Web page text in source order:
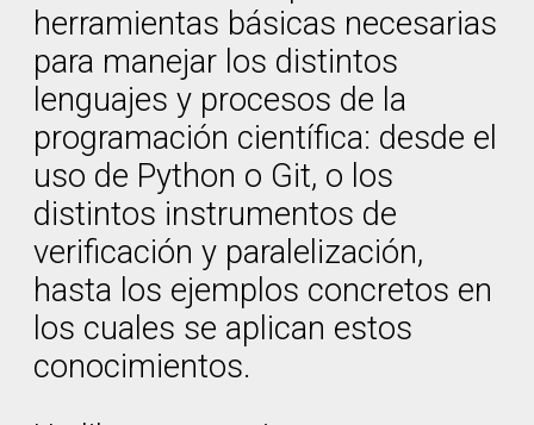
herramientas básicas necesarias
para manejar los distintos
lenguajes y procesos de la
programación científica: desde el
uso de Python o Git, o los
distintos instrumentos de
verificación y paralelización,
hasta los ejemplos concretos en
los cuales se aplican estos
conocimientos.